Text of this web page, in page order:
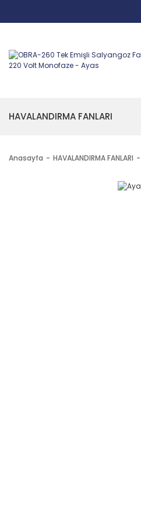
HAVALANDIRMA FANLARI
Anasayfa HAVALANDIRMA FANLARI